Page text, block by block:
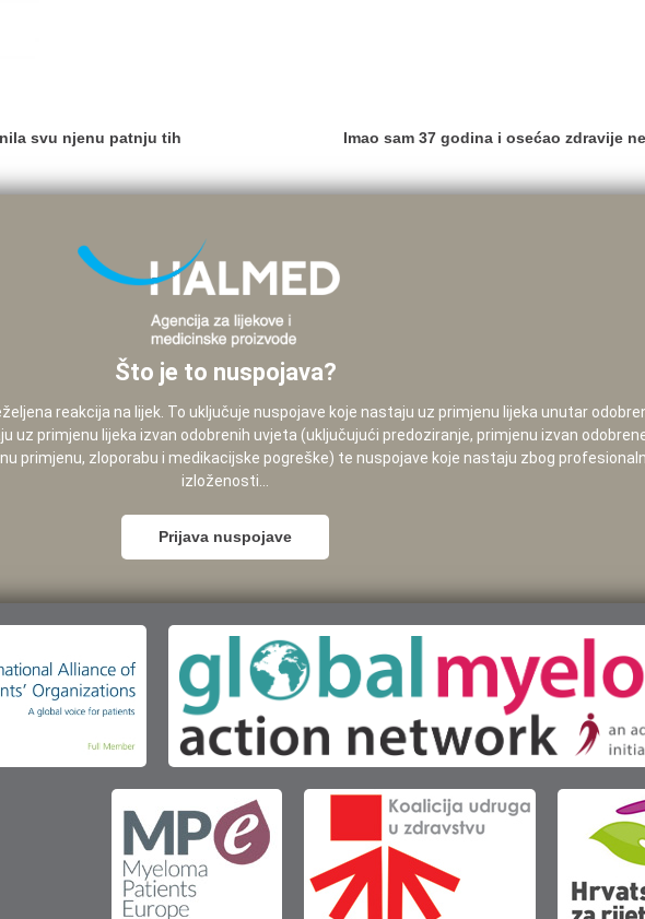
svu njenu patnju tih
Imao sam 37 godina i osećao zdravije
Što je to nuspojava?
reakcija na lijek. To uključuje nuspojave koje nastaju uz primjenu lijeka unutar
uz primjenu lijeka izvan odobrenih uvjeta (uključujući predoziranje, primjenu izvan
primjenu, zloporabu i medikacijske pogreške) te nuspojave koje nastaju zbog
izloženosti...
Prijava nuspojave